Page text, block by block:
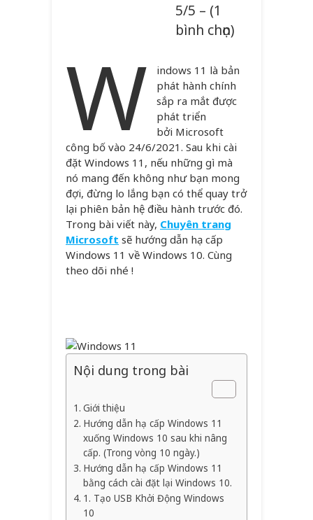
5/5 – (1
bình chọn)
W
indows 11 là bản
phát hành chính
sắp ra mắt được
phát triển
bởi Microsoft
công bố vào 24/6/2021. Sau khi cài
đặt Windows 11, nếu những gì mà
nó mang đến không như bạn mong
đợi, đừng lo lắng bạn có thể quay trở
lại phiên bản hệ điều hành trước đó.
Trong bài viết này, Chuyên trang
Microsoft sẽ hướng dẫn hạ cấp
Windows 11 về Windows 10. Cùng
theo dõi nhé !
Nội dung trong bài
Giới thiệu
Hướng dẫn hạ cấp Windows 11
xuống Windows 10 sau khi nâng
cấp. (Trong vòng 10 ngày.)
Hướng dẫn hạ cấp Windows 11
bằng cách cài đặt lại Windows 10.
1. Tạo USB Khởi Động Windows
10